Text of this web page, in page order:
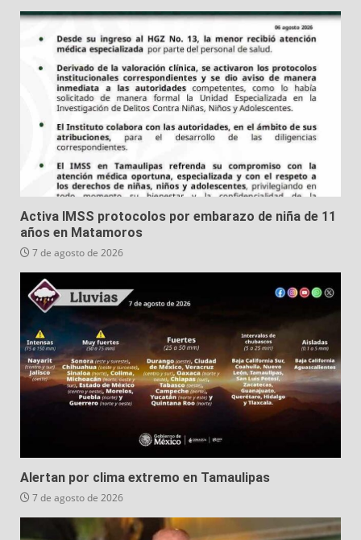
Activa IMSS protocolos por embarazo de niña de 11
años en Matamoros
7 de agosto de 2026
Alertan por clima extremo en Tamaulipas
7 de agosto de 2026